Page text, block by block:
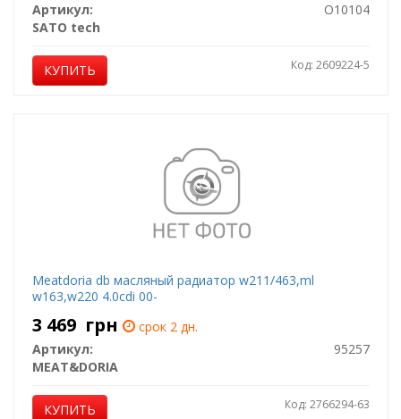
Артикул:
O10104
SATO tech
КУПИТЬ Код: 2609224-5
Meatdoria db масляный радиатор w211/463,ml
w163,w220 4.0cdi 00-
3 469 грн
срок 2 дн.
Артикул:
95257
MEAT&DORIA
КУПИТЬ Код: 2766294-63